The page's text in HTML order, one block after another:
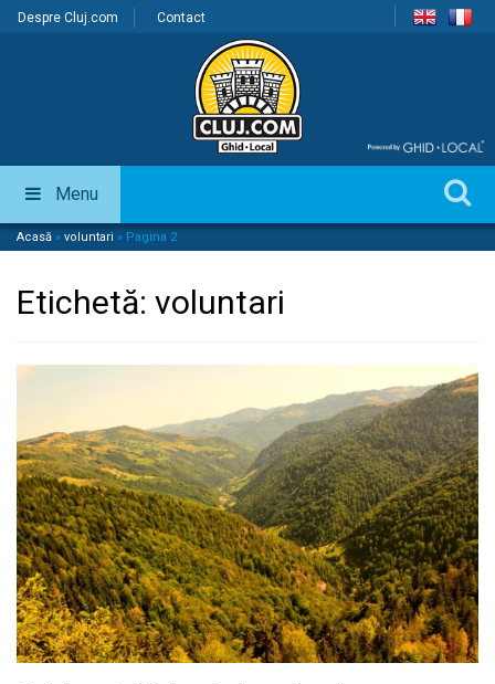
Despre Cluj.com Contact
Menu
Acasă » voluntari » Pagina 2
Etichetă: voluntari